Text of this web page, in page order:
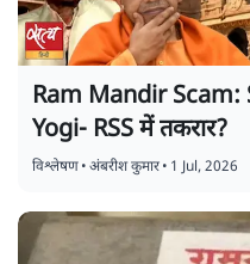
Ram Mandir Scam:
Yogi- RSS में तकरार?
विश्लेषण•अंबरीश कुमार• 1 Jul, 2026